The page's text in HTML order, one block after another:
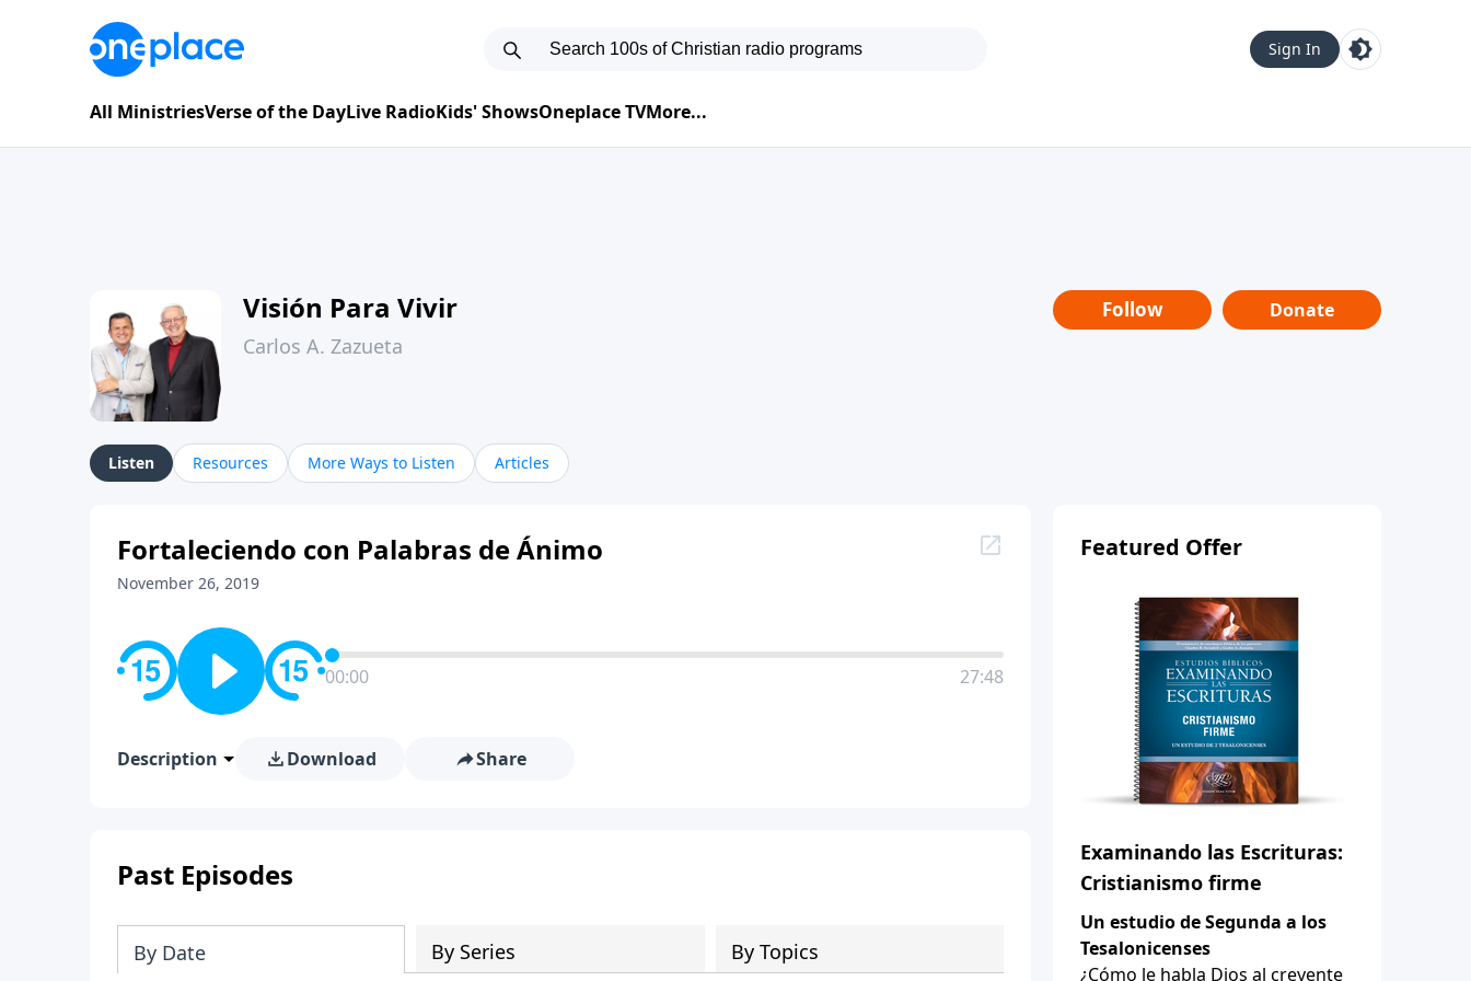
Sign In
All MinistriesVerse of the DayLive RadioKids' ShowsOneplace TVMore...
Visión Para Vivir
Carlos A. Zazueta
Follow Donate
Listen Resources More Ways to Listen Articles
Fortaleciendo con Palabras de Ánimo
November 26, 2019
00:00 27:48
Description Download Share
Past Episodes
By Date By Series By Topics
Featured Offer
Examinando las Escrituras:
Cristianismo firme
Un estudio de Segunda a los
Tesalonicenses
¿Cómo le habla Dios al creyente